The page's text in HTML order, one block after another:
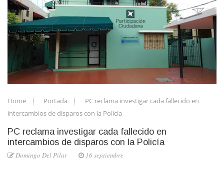
Home Portada
PC reclama investigar cada fallecido en
intercambios de disparos con la Policía
PC reclama investigar cada fallecido en
intercambios de disparos con la Policía
Domingo Del Pilar 16 septiembre